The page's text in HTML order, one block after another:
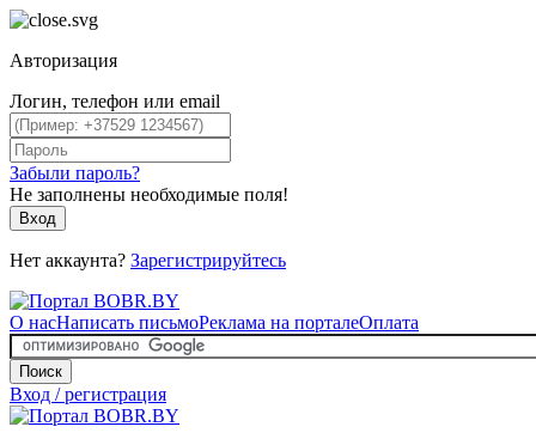
Авторизация
Логин, телефон или email
Забыли пароль?
Не заполнены необходимые поля!
Вход
Нет аккаунта? Зарегистрируйтесь
О насНаписать письмоРеклама на порталеОплата
Поиск
Вход / регистрация